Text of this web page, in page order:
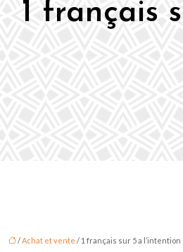
1 français
/Achat et vente / 1 français sur 5 a